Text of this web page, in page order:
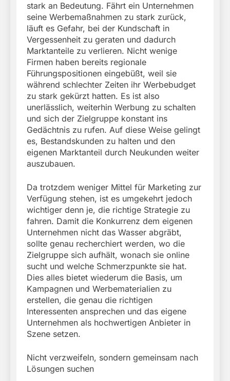
stark an Bedeutung. Fährt ein Unternehmen
seine Werbemaßnahmen zu stark zurück,
läuft es Gefahr, bei der Kundschaft in
Vergessenheit zu geraten und dadurch
Marktanteile zu verlieren. Nicht wenige
Firmen haben bereits regionale
Führungspositionen eingebüßt, weil sie
während schlechter Zeiten ihr Werbebudget
zu stark gekürzt hatten. Es ist also
unerlässlich, weiterhin Werbung zu schalten
und sich der Zielgruppe konstant ins
Gedächtnis zu rufen. Auf diese Weise gelingt
es, Bestandskunden zu halten und den
eigenen Marktanteil durch Neukunden weiter
auszubauen.
Da trotzdem weniger Mittel für Marketing zur
Verfügung stehen, ist es umgekehrt jedoch
wichtiger denn je, die richtige Strategie zu
fahren. Damit die Konkurrenz dem eigenen
Unternehmen nicht das Wasser abgräbt,
sollte genau recherchiert werden, wo die
Zielgruppe sich aufhält, wonach sie online
sucht und welche Schmerzpunkte sie hat.
Dies alles bietet wiederum die Basis, um
Kampagnen und Werbematerialien zu
erstellen, die genau die richtigen
Interessenten ansprechen und das eigene
Unternehmen als hochwertigen Anbieter in
Szene setzen.
Nicht verzweifeln, sondern gemeinsam nach
Lösungen suchen